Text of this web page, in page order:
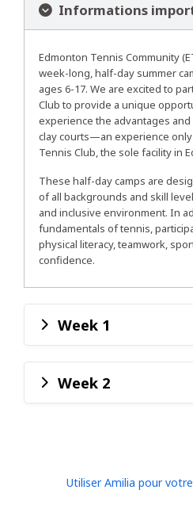
Informations
Edmonton Tennis Community
week-long, half-day summer
ages 6-17. We are excited to
Club to provide a unique
experience the advantages
clay courts—an experience only
Tennis Club, the sole facility in
These half-day camps are
of all backgrounds and skill
and inclusive environment. In
fundamentals of tennis,
physical literacy, teamwork,
confidence.
Week 1
Week 2
Utiliser Amilia pour